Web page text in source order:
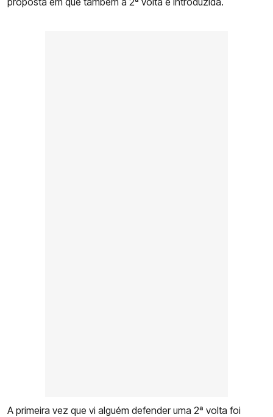
A primeira vez que vi alguém defender uma 2ª volta foi